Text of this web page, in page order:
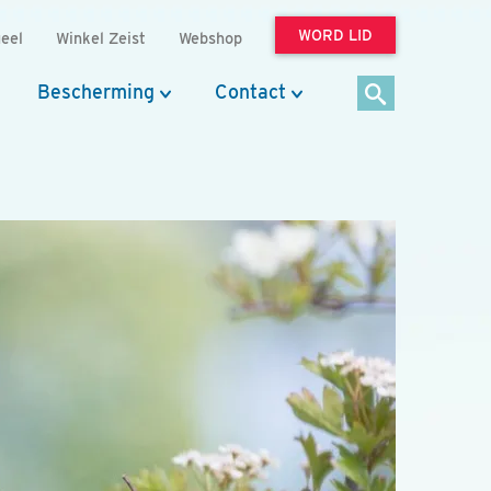
Winkel Zeist Webshop WORD LID
Bescherming Contact